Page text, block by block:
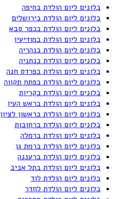
בלונים ליום הולדת בחיפה
בלונים ליום הולדת בירושלים
בלונים ליום הולדת בכפר סבא
בלונים ליום הולדת במודיעין
בלונים ליום הולדת בנהריה
בלונים ליום הולדת בנתניה
בלונים ליום הולדת בפרדס חנה
בלונים ליום הולדת בפתח תקווה
בלונים ליום הולדת בקריות
בלונים ליום הולדת בראש העין
בלונים ליום הולדת בראשון לציון
בלונים ליום הולדת ברחובות
בלונים ליום הולדת ברמלה
בלונים ליום הולדת ברמת גן
בלונים ליום הולדת ברעננה
בלונים ליום הולדת בתל אביב
בלונים ליום הולדת לוד
בלונים ליום הולדת לחדר